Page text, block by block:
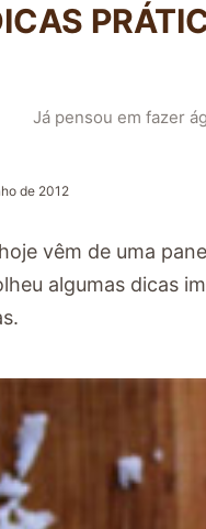
Já pensou em fazer
de 2012
vêm de uma
algumas dicas